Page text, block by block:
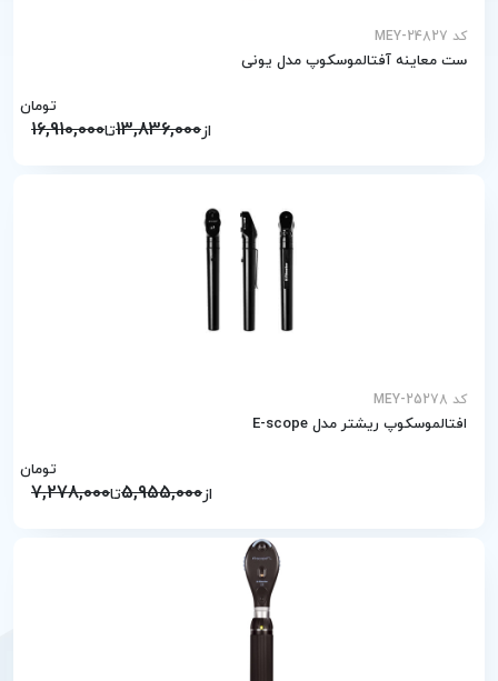
کد MEY-24827
ست معاینه آفتالموسکوپ مدل یونی
از13,836,000تا16,910,000
تومان
کد MEY-25278
افتالموسکوپ ریشتر مدل E-scope
از5,955,000تا7,278,000
تومان